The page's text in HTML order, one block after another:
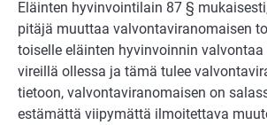
Eläinten hyvinvointilain 87 §
pitäjä muuttaa valvontaviran­omaisen
toiselle eläinten hyvinvoinnin valvontaa
vireillä ollessa ja tämä tulee
tietoon, valvontaviranomaisen on
estämättä viipymättä ilmoitettava